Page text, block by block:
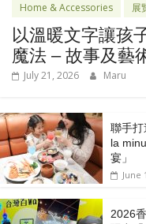
Home & Accessories 展
以溫暖文字讓孩
魔法 – 故事及藝
July 21, 2026 Maru
聯手
la
宴」
June
2026